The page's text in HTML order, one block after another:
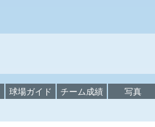
球場ガイド チーム成績 写真